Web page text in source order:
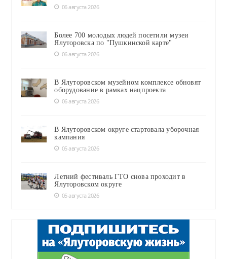
06 августа 2026
Более 700 молодых людей посетили музеи
Ялуторовска по "Пушкинской карте"
06 августа 2026
В Ялуторовском музейном комплексе обновят
оборудование в рамках нацпроекта
06 августа 2026
В Ялуторовском округе стартовала уборочная
кампания
05 августа 2026
Летний фестиваль ГТО снова проходит в
Ялуторовском округе
05 августа 2026